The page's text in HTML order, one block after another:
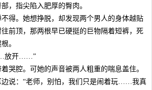
，指尖陷入肥厚的臀肉。
得。她想挣脱，却发现两个男人的身体越贴
前顶，那两根早已硬挺的巨物隔着短裤，死
。
放开……”
哭腔。可她的声音被两人粗重的喘息盖住。
边说：“老师，别怕，我们只是闹着玩……我真